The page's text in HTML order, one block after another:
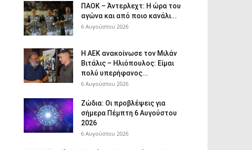
ΠΑΟΚ – Άντερλεχτ: Η ώρα του
αγώνα και από ποιο κανάλι...
6 Αυγούστου 2026
Η ΑΕΚ ανακοίνωσε τον Μιλάν
Βιτάλις – Ηλιόπουλος: Είμαι
πολύ υπερήφανος...
6 Αυγούστου 2026
Ζώδια: Οι προβλέψεις για
σήμερα Πέμπτη 6 Αυγούστου
2026
6 Αυγούστου 2026